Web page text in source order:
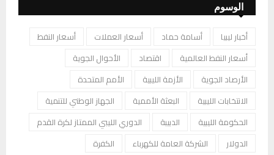
الوسوم
أخبار ليبيا أسامة حماد أسعار العملات
أسعار النفط
أسعار النفط العالمية
اقتصاد
الأحوال الجوية
الأرصاد الجوية
الأزمة الليبية
الأمم المتحدة
الانتخابات الليبية
البعثة الأممية
الجهاز الوطني للتنمية
الحكومة الليبية
الدبيبة
الدوري الليبي الممتاز لكرة القدم
الدولار
الشركة العامة للكهرباء
الكفرة